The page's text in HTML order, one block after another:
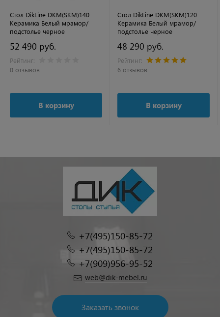
Стол DikLine DKM(SKM)140
Керамика Белый мрамор/
подстолье черное
52 490 руб.
Рейтинг:
0 отзывов
В корзину
Стол DikLine DKM(SKM)120
Керамика Белый мрамор/
подстолье черное
48 290 руб.
Рейтинг:
6 отзывов
В корзину
+7(495)150-85-72
+7(495)150-85-72
+7(909)956-95-52
web@dik-mebel.ru
Заказать звонок